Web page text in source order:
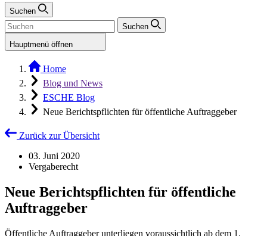
Suchen
Suchen
Hauptmenü öffnen
Home
Blog und News
ESCHE Blog
Neue Berichtspflichten für öffentliche Auftraggeber
Zurück zur Übersicht
03. Juni 2020
Vergaberecht
Neue Berichtspflichten für öffentliche
Auftraggeber
Öffentliche Auftraggeber unterliegen voraussichtlich ab dem 1.